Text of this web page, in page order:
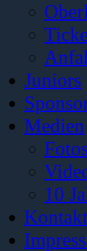
Juniors
Medien
10